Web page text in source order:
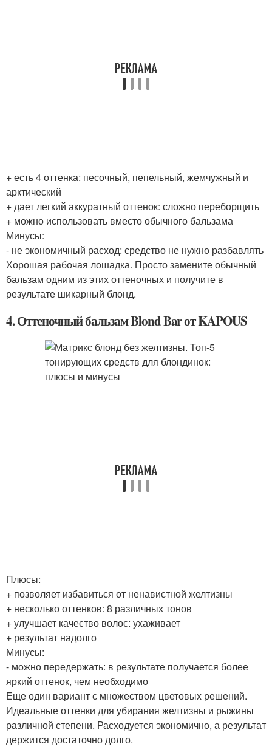
+ есть 4 оттенка: песочный, пепельный, жемчужный и
арктический
+ дает легкий аккуратный оттенок: сложно переборщить
+ можно использовать вместо обычного бальзама
Минусы:
- не экономичный расход: средство не нужно разбавлять
Хорошая рабочая лошадка. Просто замените обычный
бальзам одним из этих оттеночных и получите в
результате шикарный блонд.
4. Оттеночный бальзам Blond Bar от KAPOUS
Плюсы:
+ позволяет избавиться от ненавистной желтизны
+ несколько оттенков: 8 различных тонов
+ улучшает качество волос: ухаживает
+ результат надолго
Минусы:
- можно передержать: в результате получается более
яркий оттенок, чем необходимо
Еще один вариант с множеством цветовых решений.
Идеальные оттенки для убирания желтизны и рыжины
различной степени. Расходуется экономично, а результат
держится достаточно долго.